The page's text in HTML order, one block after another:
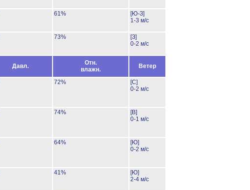
61%
[Ю-З]
1-3 м/с
73%
[З]
0-2 м/с
Давл.
Отн.
влажн.
Ветер
72%
[С]
0-2 м/с
74%
[В]
0-1 м/с
64%
[Ю]
0-2 м/с
41%
[Ю]
2-4 м/с